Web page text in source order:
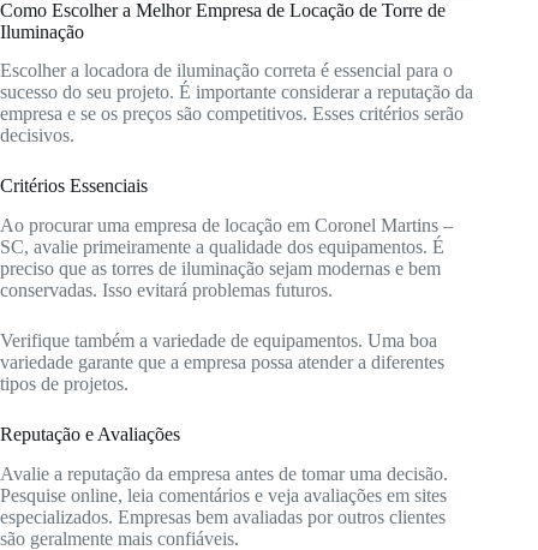
Como Escolher a Melhor Empresa de Locação de Torre de
Iluminação
Escolher a locadora de iluminação correta é essencial para o
sucesso do seu projeto. É importante considerar a reputação da
empresa e se os preços são competitivos. Esses critérios serão
decisivos.
Critérios Essenciais
Ao procurar uma empresa de locação em Coronel Martins –
SC, avalie primeiramente a qualidade dos equipamentos. É
preciso que as torres de iluminação sejam modernas e bem
conservadas. Isso evitará problemas futuros.
Verifique também a variedade de equipamentos. Uma boa
variedade garante que a empresa possa atender a diferentes
tipos de projetos.
Reputação e Avaliações
Avalie a reputação da empresa antes de tomar uma decisão.
Pesquise online, leia comentários e veja avaliações em sites
especializados. Empresas bem avaliadas por outros clientes
são geralmente mais confiáveis.